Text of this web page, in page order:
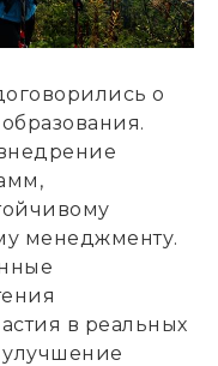
о
менеджменту.
в реальных
улучшение